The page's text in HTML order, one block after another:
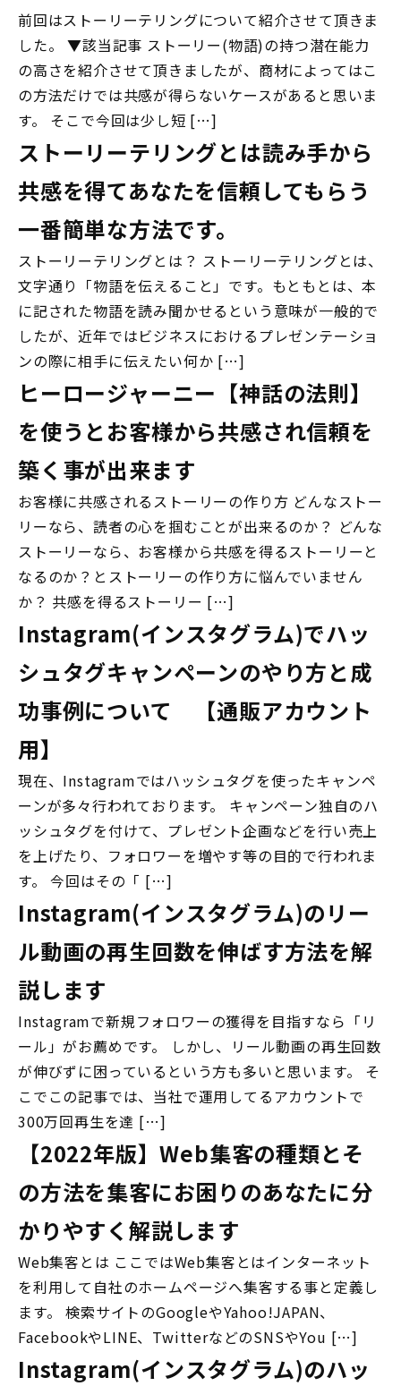
前回はストーリーテリングについて紹介させて頂きま
した。 ▼該当記事 ストーリー(物語)の持つ潜在能力
の高さを紹介させて頂きましたが、商材によってはこ
の方法だけでは共感が得らないケースがあると思いま
す。 そこで今回は少し短 […]
ストーリーテリングとは読み手から
共感を得てあなたを信頼してもらう
一番簡単な方法です。
ストーリーテリングとは？ ストーリーテリングとは、
文字通り「物語を伝えること」です。もともとは、本
に記された物語を読み聞かせるという意味が一般的で
したが、近年ではビジネスにおけるプレゼンテーショ
ンの際に相手に伝えたい何か […]
ヒーロージャーニー【神話の法則】
を使うとお客様から共感され信頼を
築く事が出来ます
お客様に共感されるストーリーの作り方 どんなストー
リーなら、読者の心を掴むことが出来るのか？ どんな
ストーリーなら、お客様から共感を得るストーリーと
なるのか？とストーリーの作り方に悩んでいません
か？ 共感を得るストーリー […]
Instagram(インスタグラム)でハッ
シュタグキャンペーンのやり方と成
功事例について 【通販アカウント
用】
現在、Instagramではハッシュタグを使ったキャンペ
ーンが多々行われております。 キャンペーン独自のハ
ッシュタグを付けて、プレゼント企画などを行い売上
を上げたり、フォロワーを増やす等の目的で行われま
す。 今回はその「 […]
Instagram(インスタグラム)のリー
ル動画の再生回数を伸ばす方法を解
説します
Instagramで新規フォロワーの獲得を目指すなら「リ
ール」がお薦めです。 しかし、リール動画の再生回数
が伸びずに困っているという方も多いと思います。 そ
こでこの記事では、当社で運用してるアカウントで
300万回再生を達 […]
【2022年版】Web集客の種類とそ
の方法を集客にお困りのあなたに分
かりやすく解説します
Web集客とは ここではWeb集客とはインターネット
を利用して自社のホームページへ集客する事と定義し
ます。 検索サイトのGoogleやYahoo!JAPAN、
FacebookやLINE、TwitterなどのSNSやYou […]
Instagram(インスタグラム)のハッ